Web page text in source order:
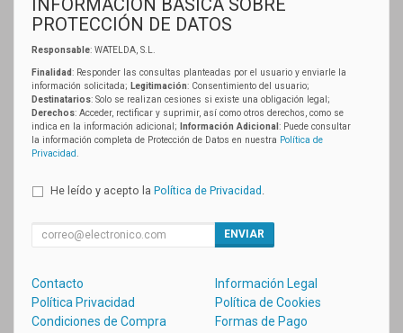
INFORMACIÓN BÁSICA SOBRE
PROTECCIÓN DE DATOS
Responsable: WATELDA, S.L.
Finalidad: Responder las consultas planteadas por el usuario y enviarle la
información solicitada; Legitimación: Consentimiento del usuario;
Destinatarios: Solo se realizan cesiones si existe una obligación legal;
Derechos: Acceder, rectificar y suprimir, así como otros derechos, como se
indica en la información adicional;
Información Adicional : Puede consultar
la información completa de Protección de Datos en nuestra Política de
Privacidad.
He leído y acepto la Política de Privacidad .
ENVIAR
Contacto
Información Legal
Política Privacidad
Política de Cookies
Condiciones de Compra
Formas de Pago